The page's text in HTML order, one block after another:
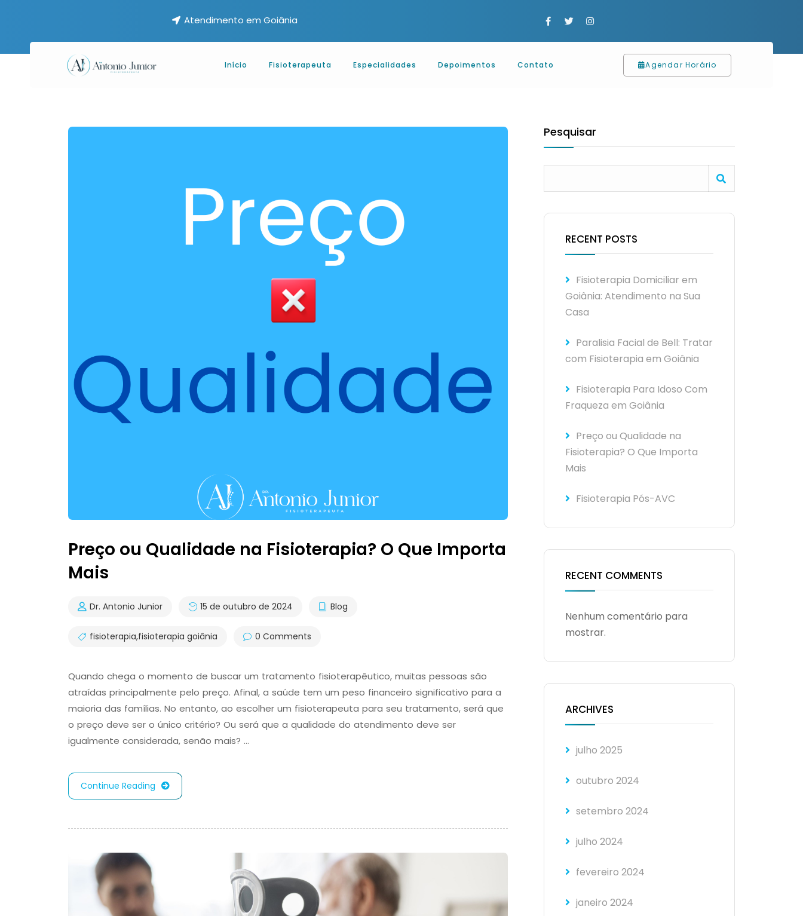
Atendimento em Goiânia
Início Fisioterapeuta Especialidades Depoimentos Contato Agendar Horário
Preço ou Qualidade na Fisioterapia? O Que Importa
Mais
Dr. Antonio Junior 15 de outubro de 2024 Blog
fisioterapia,fisioterapia goiânia 0 Comments
Quando chega o momento de buscar um tratamento fisioterapêutico, muitas pessoas são
atraídas principalmente pelo preço. Afinal, a saúde tem um peso financeiro significativo para a
maioria das famílias. No entanto, ao escolher um fisioterapeuta para seu tratamento, será que
o preço deve ser o único critério? Ou será que a qualidade do atendimento deve ser
igualmente considerada, senão mais? …
Continue Reading
Pesquisar
RECENT POSTS
Fisioterapia Domiciliar em
Goiânia: Atendimento na Sua
Casa
Paralisia Facial de Bell: Tratar
com Fisioterapia em Goiânia
Fisioterapia Para Idoso Com
Fraqueza em Goiânia
Preço ou Qualidade na
Fisioterapia? O Que Importa
Mais
Fisioterapia Pós-AVC
RECENT COMMENTS
Nenhum comentário para
mostrar.
ARCHIVES
julho 2025
outubro 2024
setembro 2024
julho 2024
fevereiro 2024
janeiro 2024